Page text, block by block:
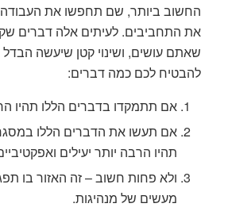
החשוב ביותר, שם תחפשו את
את התחביבים. לעיתים אלה דברים
שאתם עושים, ושינוי קטן שיעשה הבדל
להבטיח לכם כמה דברים:
אם תתמקדו בדברים הללו תהיו
אם תעשו את הדברים הללו
תהיו הרבה יותר יעילים
ולא פחות חשוב – זה האזור בו
מעשים של מנהיגות.